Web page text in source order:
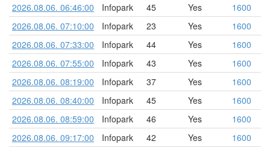
2026.08.06. 06:46:00
Infopark 45 Yes
1600
2026.08.06. 07:10:00
Infopark 23 Yes
1600
2026.08.06. 07:33:00
Infopark 44 Yes
1600
2026.08.06. 07:55:00
Infopark 43 Yes
1600
2026.08.06. 08:19:00
Infopark 37 Yes
1600
2026.08.06. 08:40:00
Infopark 45 Yes
1600
2026.08.06. 08:59:00
Infopark 46 Yes
1600
2026.08.06. 09:17:00
Infopark 42 Yes
1600